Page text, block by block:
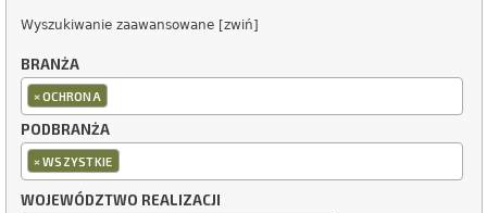
Wyszukiwanie zaawansowane [zwiń]
BRANŻA
×OCHRONA
PODBRANŻA
×WSZYSTKIE
WOJEWÓDZTWO REALIZACJI